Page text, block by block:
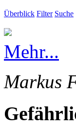
Überblick Filter Suche
Mehr...
Markus